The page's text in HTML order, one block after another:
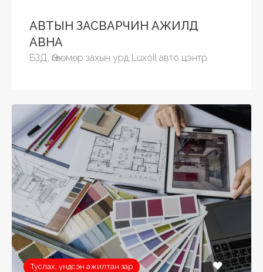
АВТЫН ЗАСВАРЧИН АЖИЛД
АВНА
БЗД, Өгөөмөр захын урд Luxoil авто цэнтр
Туслах, үндсэн ажилтан зар